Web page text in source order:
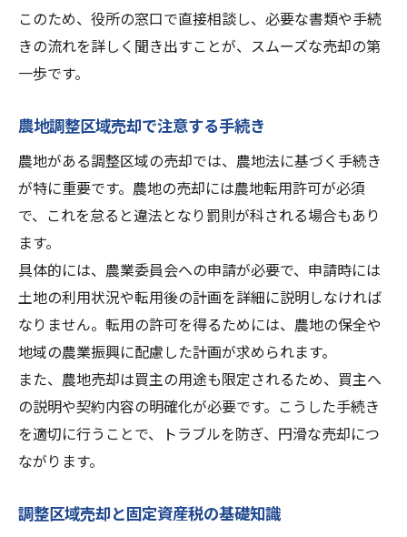
このため、役所の窓口で直接相談し、必要な書類や手続
きの流れを詳しく聞き出すことが、スムーズな売却の第
一歩です。
農地調整区域売却で注意する手続き
農地がある調整区域の売却では、農地法に基づく手続き
が特に重要です。農地の売却には農地転用許可が必須
で、これを怠ると違法となり罰則が科される場合もあり
ます。
具体的には、農業委員会への申請が必要で、申請時には
土地の利用状況や転用後の計画を詳細に説明しなければ
なりません。転用の許可を得るためには、農地の保全や
地域の農業振興に配慮した計画が求められます。
また、農地売却は買主の用途も限定されるため、買主へ
の説明や契約内容の明確化が必要です。こうした手続き
を適切に行うことで、トラブルを防ぎ、円滑な売却につ
ながります。
調整区域売却と固定資産税の基礎知識